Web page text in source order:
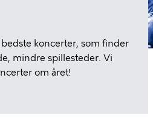
koncerter, som finder
mindre spillesteder. Vi
om året!